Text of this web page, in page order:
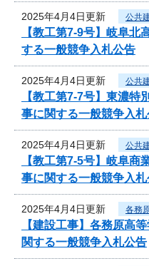
2025年4月4日更新 公共
【教工第7-9号】岐阜北
する一般競争入札公告
2025年4月4日更新 公共
【教工第7-7号】東濃特
事に関する一般競争入
2025年4月4日更新 公共
【教工第7-5号】岐阜商
事に関する一般競争入
2025年4月4日更新 各務
【建設工事】各務原高
関する一般競争入札公告